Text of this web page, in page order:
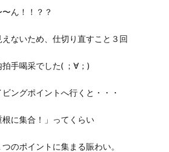
ん！！？？
ないため、仕切り直すこと３回
手喝采でした( ；∀；)
ングポイントへ行くと・・・
根に集合！」ってくらい
のポイントに集まる賑わい。